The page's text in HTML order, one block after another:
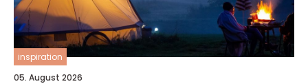
inspiration
05. August 2026